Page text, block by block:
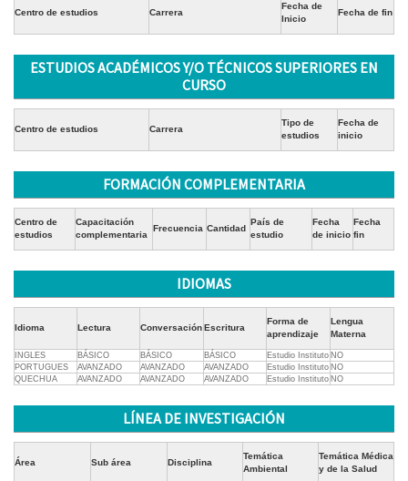
Centro de estudios Carrera
Fecha de
Inicio
Fecha de fin
ESTUDIOS ACADÉMICOS Y/O TÉCNICOS SUPERIORES EN
CURSO
Centro de estudios Carrera
Tipo de
estudios
Fecha de
inicio
FORMACIÓN COMPLEMENTARIA
Centro de
estudios
Capacitación
complementaria
Frecuencia Cantidad
País de
estudio
Fecha
de inicio
Fecha
fin
IDIOMAS
Idioma Lectura ConversaciónEscritura
Forma de
aprendizaje
Lengua
Materna
INGLES BÁSICO BÁSICO BÁSICO Estudio Instituto NO
PORTUGUES
AVANZADO AVANZADO AVANZADO Estudio Instituto NO
QUECHUA
AVANZADO AVANZADO AVANZADO Estudio Instituto NO
LÍNEA DE INVESTIGACIÓN
Área Sub área Disciplina
Temática
Ambiental
Temática Médica
y de la Salud